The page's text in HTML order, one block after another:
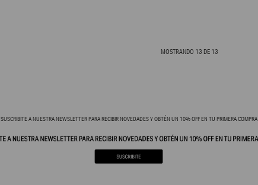
MOSTRANDO 13 DE 13
SUSCRIBITE A NUESTRA NEWSLETTER PARA RECIBIR NOVEDADES Y OBTÉN UN 10% OFF EN TU PRIMERA COMPRA